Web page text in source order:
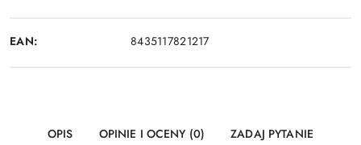
EAN: 8435117821217
OPIS OPINIE I OCENY (0) ZADAJ PYTANIE